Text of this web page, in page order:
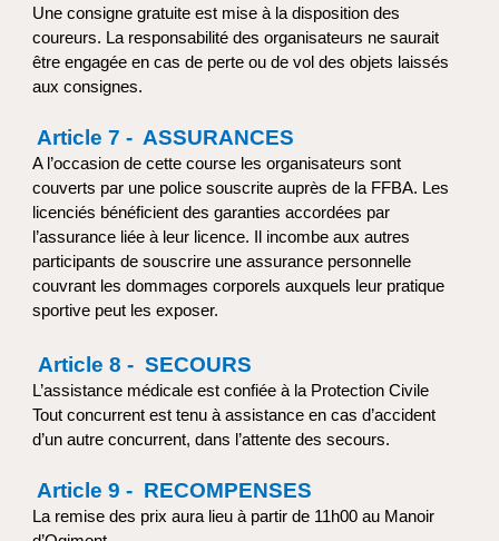
Une consigne gratuite est mise à la disposition des
coureurs. La responsabilité des organisateurs ne saurait
être engagée en cas de perte ou de vol des objets laissés
aux consignes.
Article 7 - ASSURANCES
A l’occasion de cette course les organisateurs sont
couverts par une police souscrite auprès de la FFBA. Les
licenciés bénéficient des garanties accordées par
l’assurance liée à leur licence. Il incombe aux autres
participants de souscrire une assurance personnelle
couvrant les dommages corporels auxquels leur pratique
sportive peut les exposer.
Article 8 - SECOURS
L’assistance médicale est confiée à la Protection Civile
Tout concurrent est tenu à assistance en cas d’accident
d’un autre concurrent, dans l’attente des secours.
Article 9 - RECOMPENSES
La remise des prix aura lieu à partir de 11h00 au Manoir